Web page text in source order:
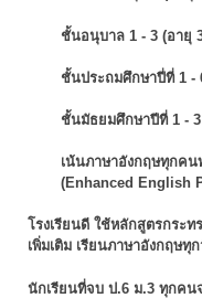
ชั้นอนุบาล 1 - 3 (อายุ
ชั้นประถมศึกษาปี่ที่ 1 -
ชั้นมัธยมศึกษาปีที่ 1 - 3
เน้นภาษาอังกฤษทุกค
(Enhanced English
โรงเรียนดี ใช้หลักสูตรกระ
เพิ่มเติม เรียนภาษาอังกฤษทุ
นักเรียนที่จบ ป.6 ม.3 ทุกคน